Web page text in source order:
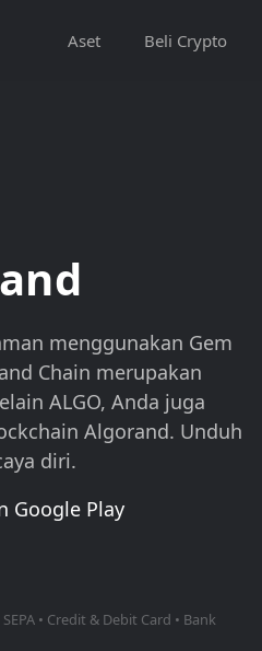
Aset Beli Crypto
menggunakan Gem
Chain merupakan
ALGO, Anda juga
Algorand. Unduh
diri.
Google Play
• Credit & Debit Card • Bank